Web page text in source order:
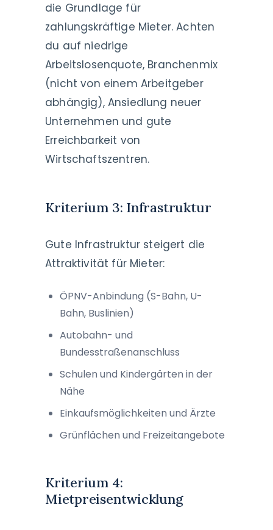
die Grundlage für
zahlungskräftige Mieter. Achten
du auf niedrige
Arbeitslosenquote, Branchenmix
(nicht von einem Arbeitgeber
abhängig), Ansiedlung neuer
Unternehmen und gute
Erreichbarkeit von
Wirtschaftszentren.
Kriterium 3: Infrastruktur
Gute Infrastruktur steigert die
Attraktivität für Mieter:
ÖPNV-Anbindung (S-Bahn, U-
Bahn, Buslinien)
Autobahn- und
Bundesstraßenanschluss
Schulen und Kindergärten in der
Nähe
Einkaufsmöglichkeiten und Ärzte
Grünflächen und Freizeitangebote
Kriterium 4:
Mietpreisentwicklung